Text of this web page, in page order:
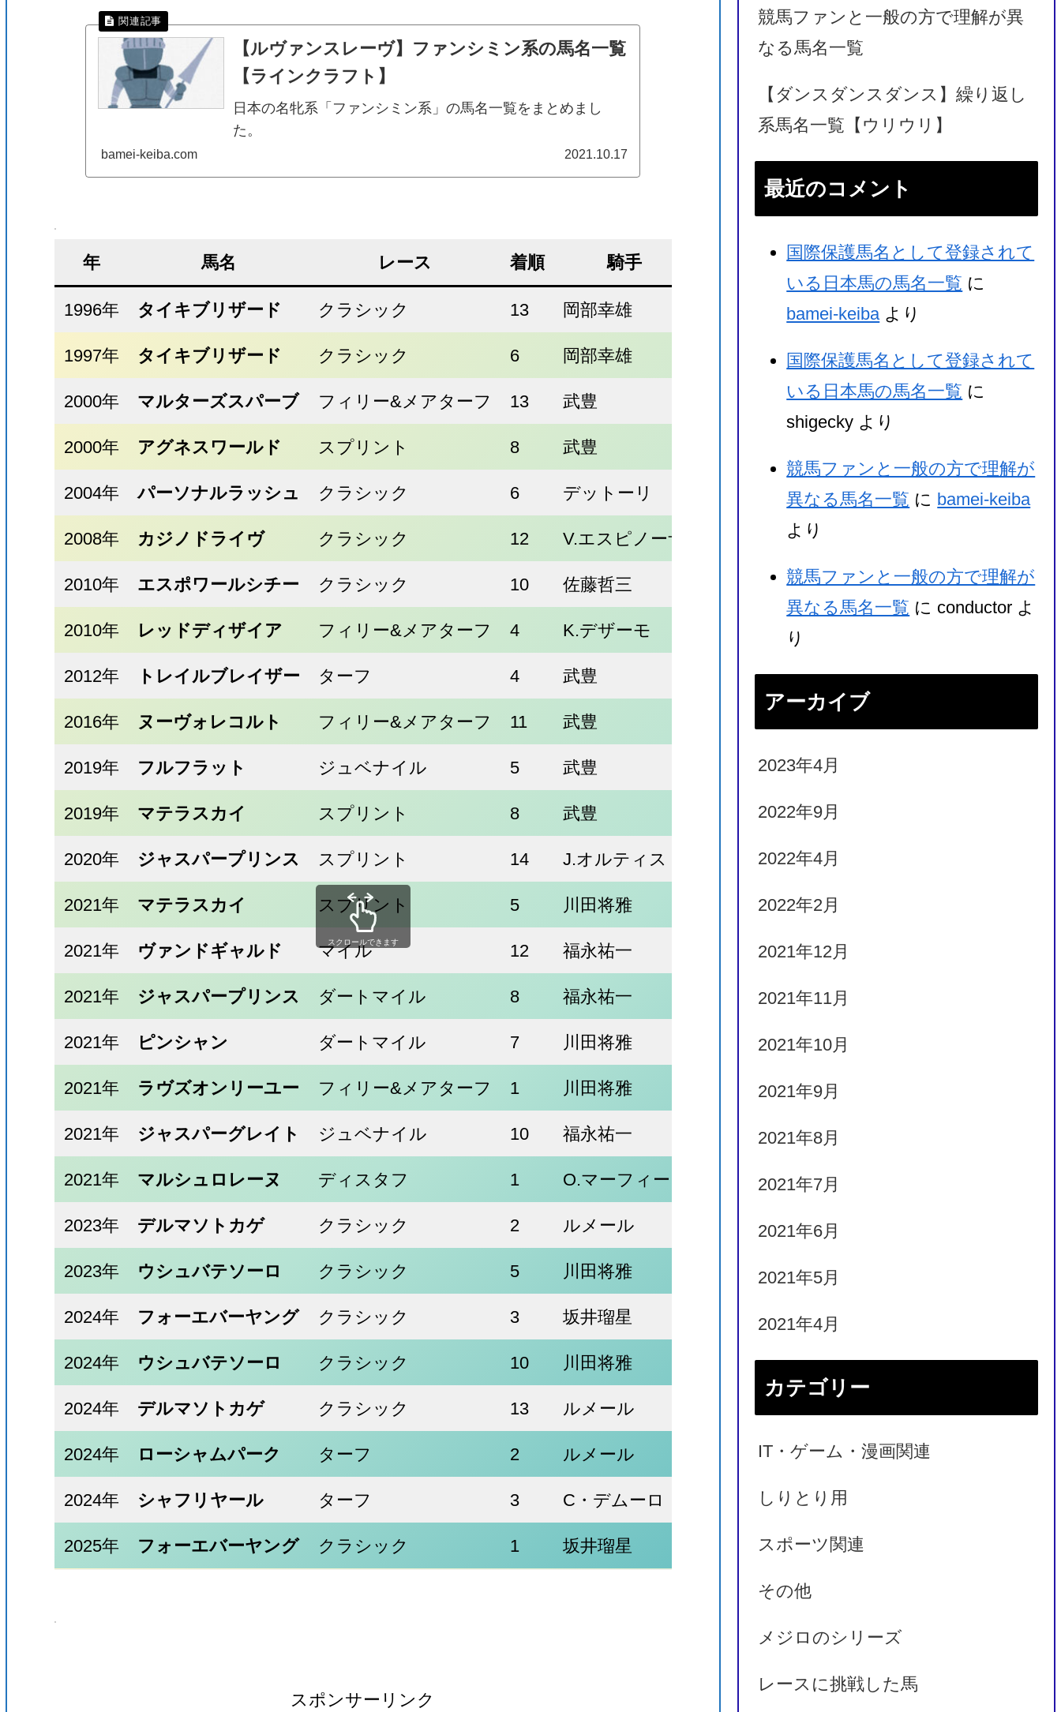
【ルヴァンスレーヴ】ファンシミン系の馬名一覧
【ラインクラフト】
日本の名牝系「ファンシミン系」の馬名一覧をまとめまし
た。
bamei-keiba.com 2021.10.17
年 馬名 レース 着順 騎手 勝ち馬
1996年 タイキブリザード クラシック 13 岡部幸雄 アルファベットスープ（官庁の略語がたく
1997年 タイキブリザード クラシック 6 岡部幸雄 スキップアウェイ
2000年 マルターズスパーブ フィリー&メアターフ 13 武豊 パーフェクトスティング
2000年 アグネスワールド スプリント 8 武豊
2004年 パーソナルラッシュ クラシック 6 デットーリ ゴーストザッパー（悪霊退治人）
2008年 カジノドライヴ クラシック 12 V.エスピノーザ レイヴンズパス
2010年 エスポワールシチー クラシック 10 佐藤哲三 ブレイム（非難・責任・罪）
2010年 レッドディザイア フィリー&メアターフ 4 K.デザーモ シェアードアカウント
2012年 トレイルブレイザー ターフ 4 武豊 リトルマイク
2016年 ヌーヴォレコルト フィリー&メアターフ 11 武豊
2019年 フルフラット ジュベナイル 5 武豊 ストームザコート
2019年 マテラスカイ スプリント 8 武豊 マイトーリ
2020年 ジャスパープリンス スプリント 14 J.オルティス ホイットモア
2021年 マテラスカイ スプリント 5 川田将雅 アロハウェスト
2021年 ヴァンドギャルド マイル 12 福永祐一 スペースブルース
2021年 ジャスパープリンス ダートマイル 8 福永祐一 ライフイズグッド
2021年 ピンシャン ダートマイル 7 川田将雅 ライフイズグッド
2021年 ラヴズオンリーユー フィリー&メアターフ 1 川田将雅
2021年 ジャスパーグレイト ジュベナイル 10 福永祐一 コーニッシュ
2021年 マルシュロレーヌ ディスタフ 1 O.マーフィー
2023年 デルマソトカゲ クラシック 2 ルメール ホワイトアバリオ
2023年 ウシュバテソーロ クラシック 5 川田将雅 ホワイトアバリオ
2024年 フォーエバーヤング クラシック 3 坂井瑠星 シエラレオーネ
2024年 ウシュバテソーロ クラシック 10 川田将雅 シエラレオーネ
2024年 デルマソトカゲ クラシック 13 ルメール シエラレオーネ
2024年 ローシャムパーク ターフ 2 ルメール レベルスロマンス
2024年 シャフリヤール ターフ 3 C・デムーロ レベルスロマンス
2025年 フォーエバーヤング クラシック 1 坂井瑠星
スクロールできます
スポンサーリンク
競馬ファンと一般の方で理解が異
なる馬名一覧
【ダンスダンスダンス】繰り返し
系馬名一覧【ウリウリ】
最近のコメント
国際保護馬名として登録されて
いる日本馬の馬名一覧 に
bamei-keiba より
国際保護馬名として登録されて
いる日本馬の馬名一覧 に
shigecky より
競馬ファンと一般の方で理解が
異なる馬名一覧 に bamei-keiba
より
競馬ファンと一般の方で理解が
異なる馬名一覧 に conductor よ
り
アーカイブ
2023年4月
2022年9月
2022年4月
2022年2月
2021年12月
2021年11月
2021年10月
2021年9月
2021年8月
2021年7月
2021年6月
2021年5月
2021年4月
カテゴリー
IT・ゲーム・漫画関連
しりとり用
スポーツ関連
その他
メジロのシリーズ
レースに挑戦した馬